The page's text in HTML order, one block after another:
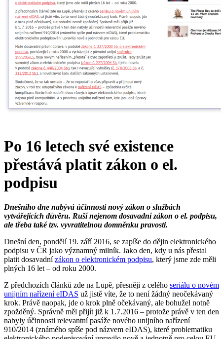
Po 16 letech své existence
přestává platit zákon o el.
podpisu
Dnešního dne nabývá účinnosti nový zákon o službách
vytvářejících důvěru. Ruší nejenom dosavadní zákon o el. podpisu,
ale třeba také tzv. vyvratitelnou domněnku pravosti.
Dnešní den, pondělí 19. září 2016, se zapíše do dějin elektronického
podpisu v ČR jako významný milník. Jako den, kdy u nás přestal
platit dosavadnízákon o elektronickém podpisu, který jsme zde měli
plných 16 let – od roku 2000.
Z předchozích článků zde na Lupě, přesněji z celého seriálu o novém
unijním nařízení eIDAS už jistě víte, že to není žádný neočekávaný
krok. Právě naopak, jde o krok plně očekávaný, ale bohužel notně
zpožděný. Správně měl přijít již k 1.7.2016 – protože právě v ten den
nabyly účinnosti relevantní pasáže nového unijního nařízení
910/2014 (známého spíše pod názvem eIDAS), které problematiku